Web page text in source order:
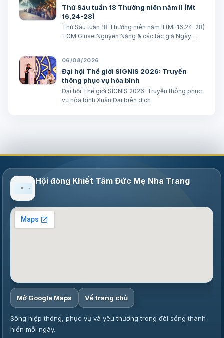
Thứ Sáu tuần 18 Thường niên năm II (Mt
16,24-28)
Thứ Sáu tuần 18 Thường niên năm II (Mt 16,24-28)
TGM Giuse Nguyễn Năng & các tác giả Ngày
6-7 “Khốn cho thành khát má…
06/08/2026
Đại hội Thế giới SIGNIS 2026: Truyền
thông phục vụ hòa bình
Đại hội Thế giới SIGNIS 2026: Truyền thông phục
vụ hòa bình Xuân Đại biên dịch
Hội đòng Khiết Tâm Đức Mẹ Nha Trang
Mở Google Maps Về trang chủ
Sống hiệp thông, phục vụ và yêu thương trong đời sống thánh
hiến mỗi ngày.